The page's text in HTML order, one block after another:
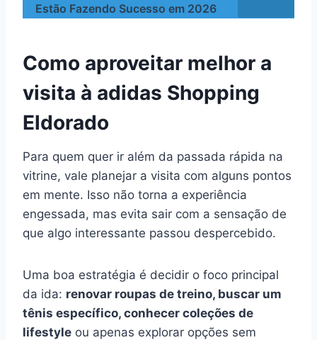
Estão Fazendo Sucesso em 2026
Como aproveitar melhor a
visita à adidas Shopping
Eldorado
Para quem quer ir além da passada rápida na
vitrine, vale planejar a visita com alguns pontos
em mente. Isso não torna a experiência
engessada, mas evita sair com a sensação de
que algo interessante passou despercebido.
Uma boa estratégia é decidir o foco principal
da ida: renovar roupas de treino, buscar um
tênis específico, conhecer coleções de
lifestyle ou apenas explorar opções sem